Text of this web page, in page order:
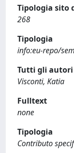
Tipologia sito
268
Tipologia
info:eu-repo/
Tutti gli autori
Visconti, Katia
Fulltext
none
Tipologia
Contributo